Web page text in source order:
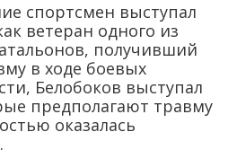
спортсмен выступал
ветеран одного из
получивший
в ходе боевых
Белобоков выступал
предполагают травму
оказалась